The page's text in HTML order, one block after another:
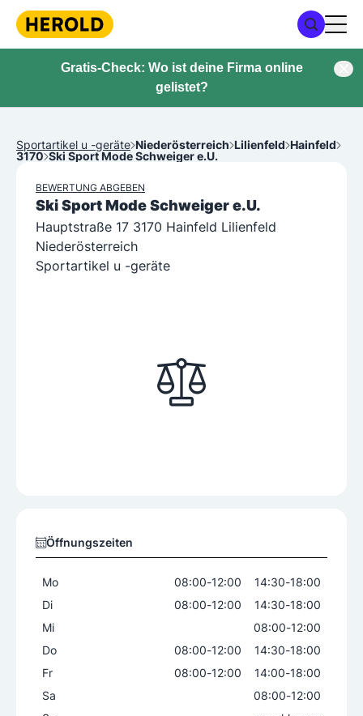
Gratis-Check: Wo ist deine Firma online
gelistet?
Sportartikel u -geräte Niederösterreich Lilienfeld Hainfeld
3170 Ski Sport Mode Schweiger e.U.
BEWERTUNG ABGEBEN
Ski Sport Mode Schweiger e.U.
Hauptstraße 17 3170 Hainfeld Lilienfeld
Niederösterreich
Sportartikel u -geräte
Öffnungszeiten
Mo 08:00-12:00 14:30-18:00
Di
08:00-12:00 14:30-18:00
Mi
08:00-12:00
Do
08:00-12:00 14:30-18:00
Fr
08:00-12:00 14:00-18:00
Sa
08:00-12:00